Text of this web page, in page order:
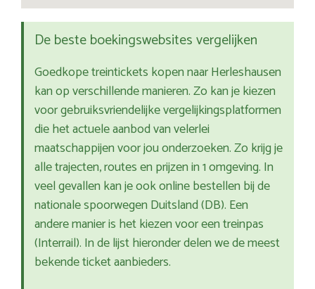
De beste boekingswebsites vergelijken
Goedkope treintickets kopen naar Herleshausen
kan op verschillende manieren. Zo kan je kiezen
voor gebruiksvriendelijke vergelijkingsplatformen
die het actuele aanbod van velerlei
maatschappijen voor jou onderzoeken. Zo krijg je
alle trajecten, routes en prijzen in 1 omgeving. In
veel gevallen kan je ook online bestellen bij de
nationale spoorwegen Duitsland (DB). Een
andere manier is het kiezen voor een treinpas
(Interrail). In de lijst hieronder delen we de meest
bekende ticket aanbieders.